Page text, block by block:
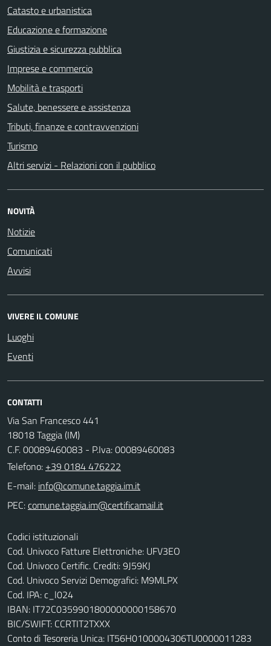
Catasto e urbanistica
Educazione e formazione
Giustizia e sicurezza pubblica
Imprese e commercio
Mobilità e trasporti
Salute, benessere e assistenza
Tributi, finanze e contravvenzioni
Turismo
Altri servizi - Relazioni con il pubblico
NOVITÀ
Notizie
Comunicati
Avvisi
VIVERE IL COMUNE
Luoghi
Eventi
CONTATTI
Via San Francesco 441
18018 Taggia (IM)
C.F. 00089460083 - P.Iva: 00089460083
Telefono: +39 0184 476222
E-mail:
PEC:
Codici istituzionali
Cod. Univoco Fatture Elettroniche: UFV3EO
Cod. Univoco Certific. Crediti: 9J59KJ
Cod. Univoco Servizi Demografici: M9MLPX
Cod. IPA: c_l024
IBAN: IT72C0359901800000000158670
BIC/SWIFT: CCRTIT2TXXX
Conto di Tesoreria Unica: IT56H0100004306TU0000011283